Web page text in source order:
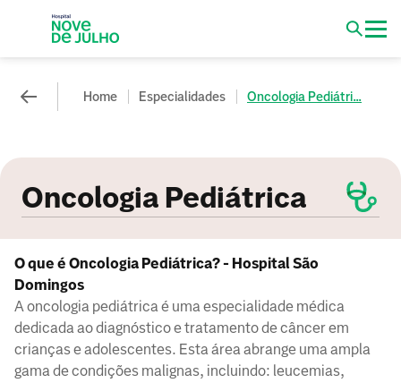
Home Especialidades Oncologia Pediátri...
Oncologia Pediátrica
O que é Oncologia Pediátrica? - Hospital São
Domingos
A oncologia pediátrica é uma especialidade médica
dedicada ao diagnóstico e tratamento de câncer em
crianças e adolescentes. Esta área abrange uma ampla
gama de condições malignas, incluindo: leucemias,